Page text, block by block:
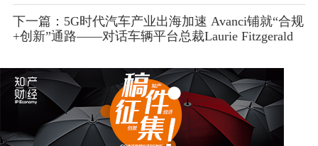
下一篇：5G时代汽车产业出海加速 Avanci铺就“合规
+创新”通路——对话车辆平台总裁Laurie Fitzgerald